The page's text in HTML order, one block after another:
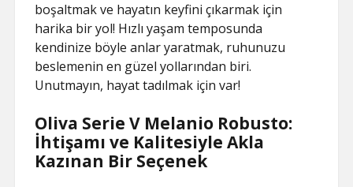
boşaltmak ve hayatın keyfini çıkarmak için
harika bir yol! Hızlı yaşam temposunda
kendinize böyle anlar yaratmak, ruhunuzu
beslemenin en güzel yollarından biri.
Unutmayın, hayat tadılmak için var!
Oliva Serie V Melanio Robusto:
İhtişamı ve Kalitesiyle Akla
Kazınan Bir Seçenek